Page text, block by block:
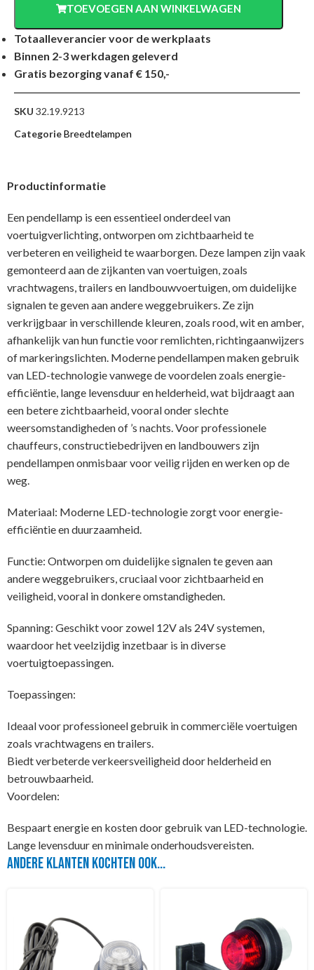
TOEVOEGEN AAN WINKELWAGEN
Totaalleverancier voor de werkplaats
Binnen 2-3 werkdagen geleverd
Gratis bezorging vanaf € 150,-
SKU 32.19.9213
CategorieBreedtelampen
Productinformatie
Een pendellamp is een essentieel onderdeel van
voertuigverlichting, ontworpen om zichtbaarheid te
verbeteren en veiligheid te waarborgen. Deze lampen zijn vaak
gemonteerd aan de zijkanten van voertuigen, zoals
vrachtwagens, trailers en landbouwvoertuigen, om duidelijke
signalen te geven aan andere weggebruikers. Ze zijn
verkrijgbaar in verschillende kleuren, zoals rood, wit en amber,
afhankelijk van hun functie voor remlichten, richtingaanwijzers
of markeringslichten. Moderne pendellampen maken gebruik
van LED-technologie vanwege de voordelen zoals energie-
efficiëntie, lange levensduur en helderheid, wat bijdraagt aan
een betere zichtbaarheid, vooral onder slechte
weersomstandigheden of ’s nachts. Voor professionele
chauffeurs, constructiebedrijven en landbouwers zijn
pendellampen onmisbaar voor veilig rijden en werken op de
weg.
Materiaal: Moderne LED-technologie zorgt voor energie-
efficiëntie en duurzaamheid.
Functie: Ontworpen om duidelijke signalen te geven aan
andere weggebruikers, cruciaal voor zichtbaarheid en
veiligheid, vooral in donkere omstandigheden.
Spanning: Geschikt voor zowel 12V als 24V systemen,
waardoor het veelzijdig inzetbaar is in diverse
voertuigtoepassingen.
Toepassingen:
Ideaal voor professioneel gebruik in commerciële voertuigen
zoals vrachtwagens en trailers.
Biedt verbeterde verkeersveiligheid door helderheid en
betrouwbaarheid.
Voordelen:
Bespaart energie en kosten door gebruik van LED-technologie.
Lange levensduur en minimale onderhoudsvereisten.
Andere klanten kochten ook...